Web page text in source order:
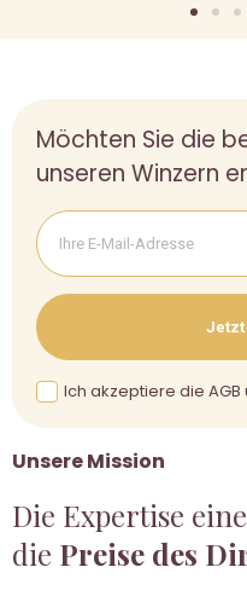
Unsere Mission
Die Expertise
die Preise des
Möchten Sie die
unseren Winzern
Jetzt
Ich akzeptiere die